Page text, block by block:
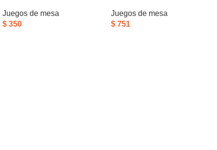
Juegos de mesa
$ 350
Juegos de mesa
$ 751